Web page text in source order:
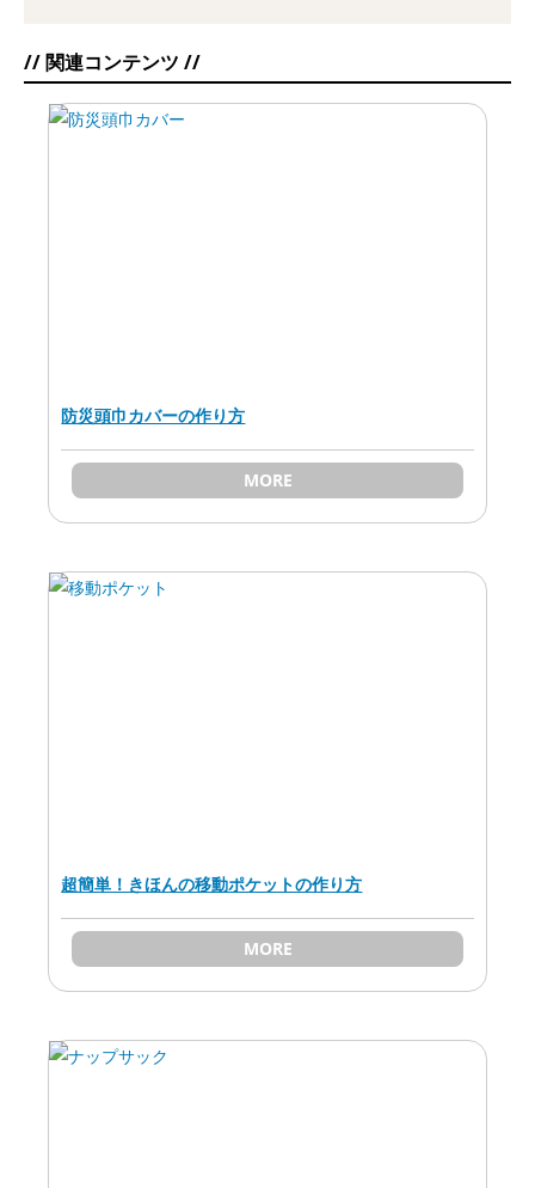
// 関連コンテンツ //
防災頭巾カバーの作り方
MORE
超簡単！きほんの移動ポケットの作り方
MORE